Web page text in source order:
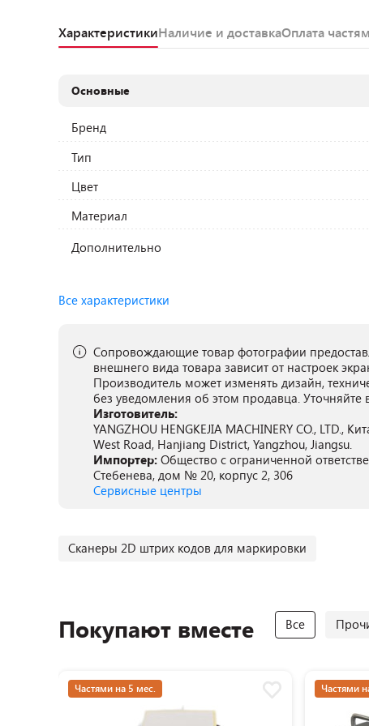
ХарактеристикиНаличие и доставкаОплата
Основные
Бренд
Тип
Цвет
Материал
Дополнительно
Все характеристики
Сопровождающие товар фотографии
внешнего вида товара зависит от настроек
Производитель может изменять дизайн,
без уведомления об этом продавца.
Изготовитель:
YANGZHOU HENGKEJIA MACHINERY CO., LTD.,
West Road, Hanjiang District, Yangzhou, Jiangsu.
Импортер: Общество с ограниченной
Стебенева, дом № 20, корпус 2, 306
Сервисные центры
Сканеры 2D штрих кодов для маркировки
Покупают вместе Все
Частями на 5 мес. Частями